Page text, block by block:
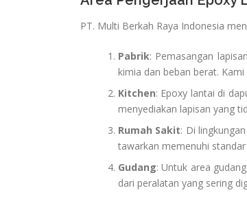
PT. Multi Berkah Raya Indonesia
Pabrik: Pemasangan
kimia dan beban berat.
Kitchen: Epoxy lantai di
menyediakan lapisan yang
Rumah Sakit: Di
tawarkan memenuhi
Gudang: Untuk area
dari peralatan yang sering